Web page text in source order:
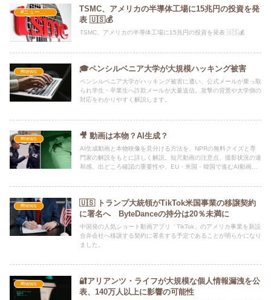
TSMC、アメリカの半導体工場に15兆円の投資を発
表 🇺🇸💰
TSMC、アメリカの半導体工場に15兆円の投資を発表 🇺🇸💰
#news 🎓ペンシルベニア大学が大規模ハッキング被害
ペンシルベニア大学がハッキング被害に遭い、公式メールが乗っ取
られ学生・卒業生へ詐欺メールが大量送信。攻撃の背景や大学側の
対応をわかりやすく解説します。
#news 🎥 動画は本物？AI生成？
AI生成動画と本物映像を見分ける方法を、NPRの無料クイズと専
門家の解説をもとに詳しく解説。短尺動画の注意点、撮影状況の違
和感、出どころ確認の重要性や、EU・米国・韓国で進むAI動画規
#news
🇺🇸 トランプ大統領がTikTok米国事業の移譲契約
に署名へ ByteDanceの持分は20％未満に
中国発の人気ショート動画アプリ「TikTok」のアメリカ事業を新設
合弁会社へ移譲する契約に署名する予定であることが明らかになり
ました。
#news
🔐アリアンツ・ライフが大規模な個人情報漏洩を公
表、140万人以上に影響の可能性